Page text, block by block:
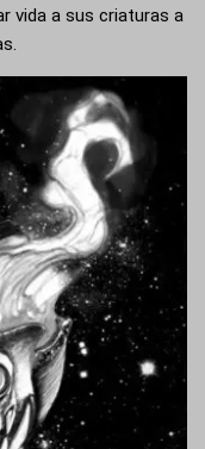
vida a sus criaturas a